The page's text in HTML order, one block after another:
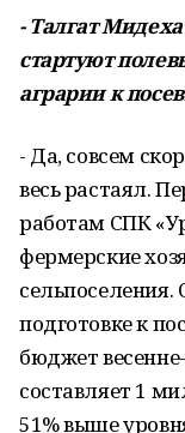
- Талгат
стартуют
аграрии к
- Да, совсем
весь растаял.
работам СПК
фермерские
подготовке к
бюджет
составляет 1
51% выше